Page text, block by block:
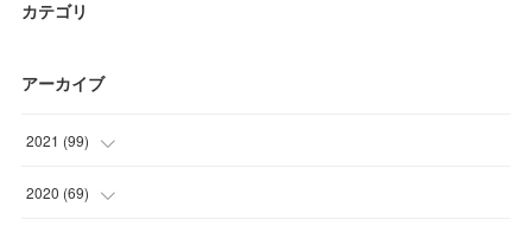
カテゴリ
アーカイブ
2021 (99)
(27 )
2020 (69)